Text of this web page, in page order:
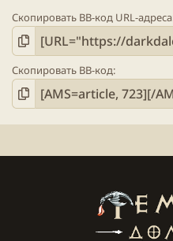
Скопировать BB-код URL-адреса
Скопировать BB-код